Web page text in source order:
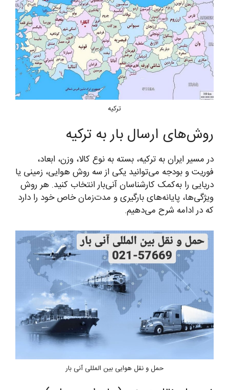
ترکیه
روش‌های ارسال بار به ترکیه
در مسیر ایران به ترکیه، بسته به نوع کالا، وزن، ابعاد،
فوریت و بودجه می‌توانید یکی از سه روش هوایی، زمینی یا
دریایی را به‌کمک کارشناسان آنی‌بار انتخاب کنید. هر روش
ویژگی‌ها، پایانه‌های بارگیری و مدت‌زمان خاص خود را دارد
که در ادامه شرح می‌دهیم.
حمل و نقل هوایی بین المللی آنی بار